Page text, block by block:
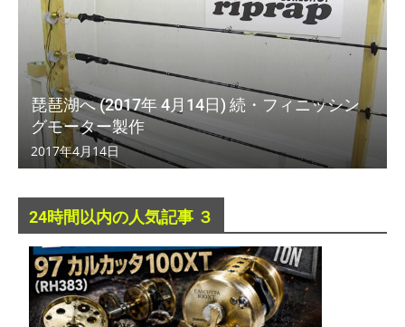
琵琶湖へ (2017年 4月14日) 続・フィニッシン
グモーター製作
2017年4月14日
24時間以内の人気記事 ３